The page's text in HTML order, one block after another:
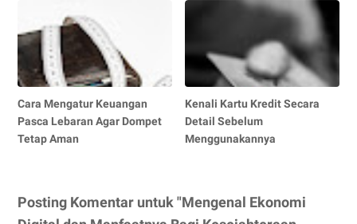
Cara Mengatur Keuangan
Pasca Lebaran Agar Dompet
Tetap Aman
Kenali Kartu Kredit Secara
Detail Sebelum
Menggunakannya
Posting Komentar untuk "Mengenal Ekonomi